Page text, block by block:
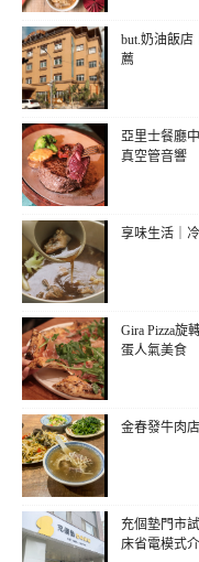
but.奶油飯
薦
亞里士餐廳
真空管音響
享味生活｜
Gira Pizza旋
蛋人氣美食
金春發牛肉
充個墊門市
床省電模式